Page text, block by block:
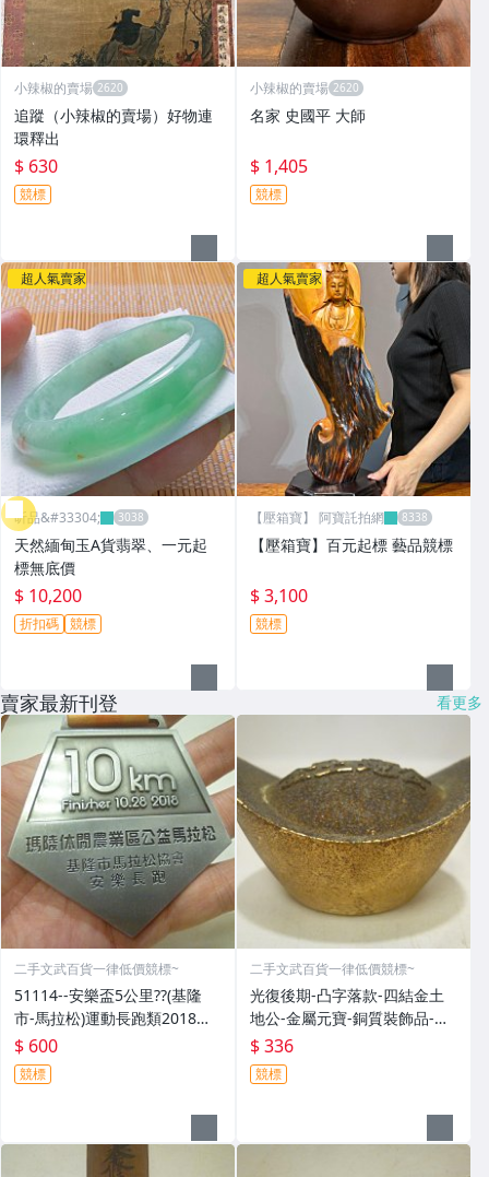
小辣椒的賣場
追蹤（小辣椒的賣場）好物連
環釋出
$ 630
競標
小辣椒的賣場
名家 史國平 大師
$ 1,405
競標
超人氣賣家
昕品&#33304;
天然緬甸玉A貨翡翠、一元起
標無底價
$ 10,200
折扣碼 競標
超人氣賣家
【壓箱寶】 阿寶託拍網
【壓箱寶】百元起標 藝品競標
$ 3,100
競標
賣家最新刊登 看更多
二手文武百貨一律低價競標~
51114--安樂盃5公里??(基隆
市-馬拉松)運動長跑類2018年-
精緻獎牌??紀念章??(金屬材質-
郵寄免運費)
$ 600
競標
二手文武百貨一律低價競標~
光復後期-凸字落款-四結金土
地公-金屬元寶-銅質裝飾品-宗
教發財金??(郵寄免運費)罕見收
藏品
$ 336
競標